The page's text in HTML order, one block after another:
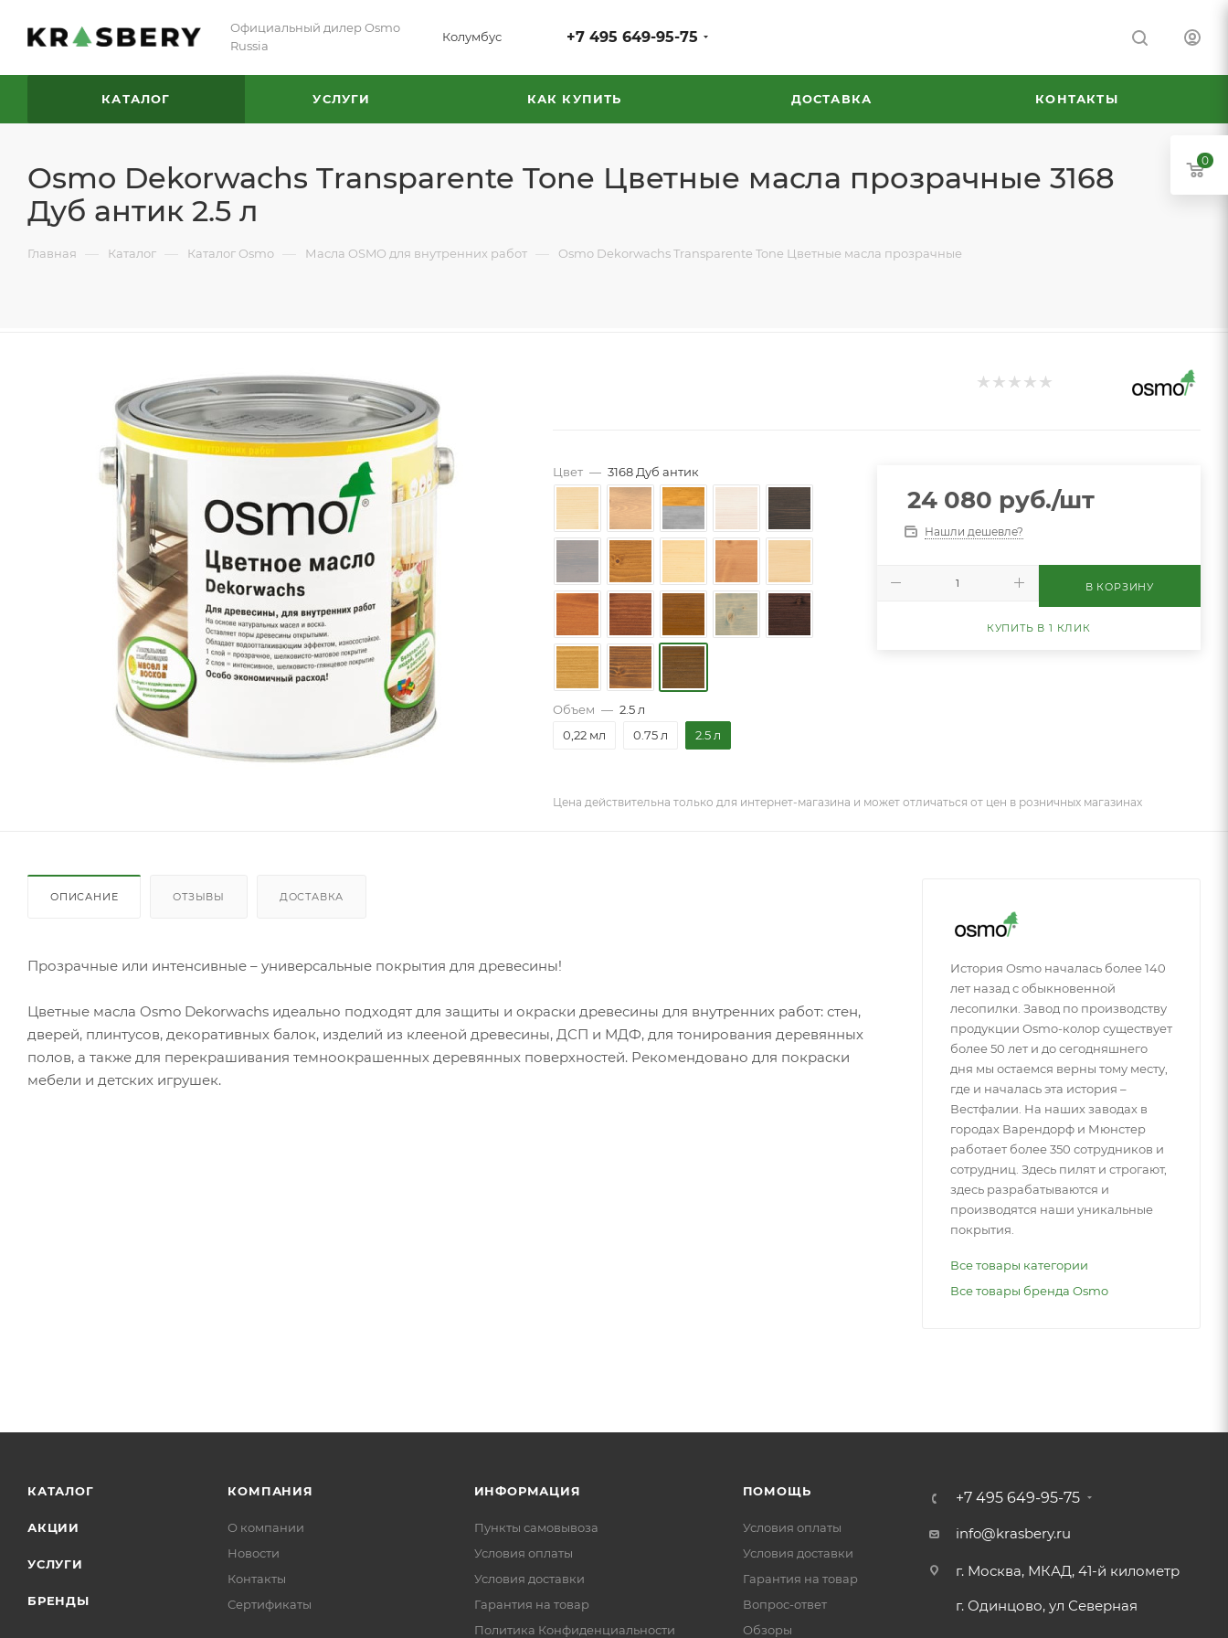
Официальный дилер Osmo
Russia
Колумбус +7 495 649-95-75
КАТАЛОГ УСЛУГИ КАК КУПИТЬ ДОСТАВКА КОНТАКТЫ
Osmo Dekorwachs Transparente Tone Цветные масла прозрачные 3168
Дуб антик 2.5 л
Главная — Каталог — Каталог Osmo — Масла OSMO для внутренних работ — Osmo Dekorwachs Transparente Tone Цветные масла прозрачные
Цвет — 3168 Дуб антик
Объем — 2.5 л
0,22 мл
0.75 л 2.5 л
24 080 руб./шт
Нашли дешевле?
В КОРЗИНУ
КУПИТЬ В 1 КЛИК
Цена действительна только для интернет-магазина и может отличаться от цен в розничных магазинах
ОПИСАНИЕ ОТЗЫВЫ ДОСТАВКА
Прозрачные или интенсивные – универсальные покрытия для древесины!
Цветные масла Osmo Dekorwachs идеально подходят для защиты и окраски древесины для внутренних работ: стен,
дверей, плинтусов, декоративных балок, изделий из клееной древесины, ДСП и МДФ, для тонирования деревянных
полов, а также для перекрашивания темноокрашенных деревянных поверхностей. Рекомендовано для покраски
мебели и детских игрушек.
История Osmo началась более 140
лет назад с обыкновенной
лесопилки. Завод по производству
продукции Osmo-колор существует
более 50 лет и до сегодняшнего
дня мы остаемся верны тому месту,
где и началась эта история –
Вестфалии. На наших заводах в
городах Варендорф и Мюнстер
работает более 350 сотрудников и
сотрудниц. Здесь пилят и строгают,
здесь разрабатываются и
производятся наши уникальные
покрытия.
Все товары категории
Все товары бренда Osmo
КАТАЛОГ
АКЦИИ
УСЛУГИ
БРЕНДЫ
КОМПАНИЯ
О компании
Новости
Контакты
Сертификаты
ИНФОРМАЦИЯ
Пункты самовывоза
Условия оплаты
Условия доставки
Гарантия на товар
Политика Конфиденциальности
ПОМОЩЬ
Условия оплаты
Условия доставки
Гарантия на товар
Вопрос-ответ
Обзоры
+7 495 649-95-75
info@krasbery.ru
г. Москва, МКАД, 41-й километр
г. Одинцово, ул Северная
0